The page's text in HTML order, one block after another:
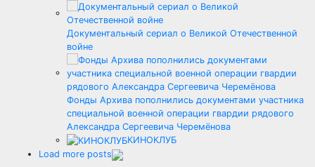
Документальный сериал о Великой Отечественной
войне
Фонды Архива пополнились документами участника
специальной военной операции гвардии рядового
Александра Сергеевича Черемёнова
КИНОКЛУБ
Load more posts